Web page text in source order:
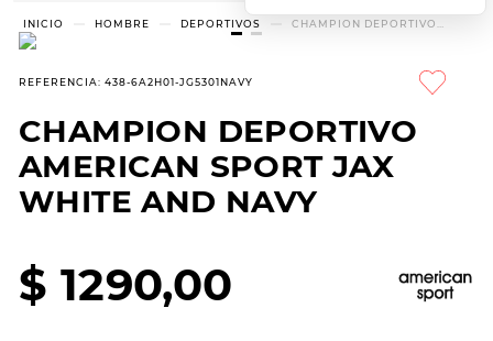
HOMBRE DEPORTIVOS
CHAMPION DEPORTIVO
REFERENCIA: 438-6A2H01-JG5301NAVY
CHAMPION DEPORTIVO
AMERICAN SPORT JAX
WHITE AND NAVY
$ 1290,00
TÉRMINOS MÁS
BUSCADOS
3.
skechers slip-ins
4.
championes